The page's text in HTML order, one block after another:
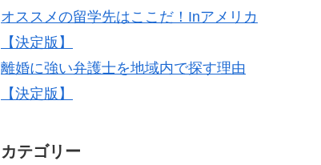
オススメの留学先はここだ！Inアメリカ
【決定版】
離婚に強い弁護士を地域内で探す理由
【決定版】
カテゴリー